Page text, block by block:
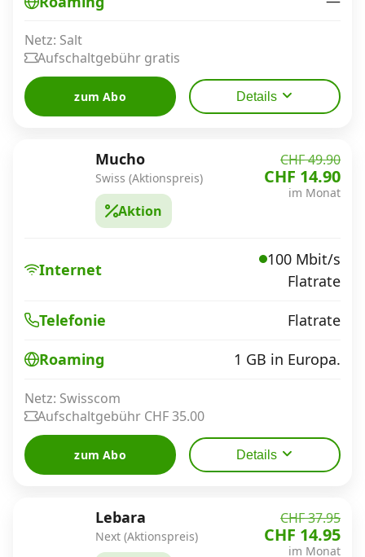
Netz: Salt
Aufschaltgebühr gratis
zum Abo Details
Mucho
Swiss (Aktionspreis)
Aktion
CHF 49.90
CHF 14.90
im Monat
Internet
100 Mbit/s
Flatrate
Telefonie Flatrate
Roaming 1 GB in Europa.
Netz: Swisscom
Aufschaltgebühr CHF 35.00
zum Abo Details
Lebara
Next (Aktionspreis)
CHF 37.95
CHF 14.95
im Monat